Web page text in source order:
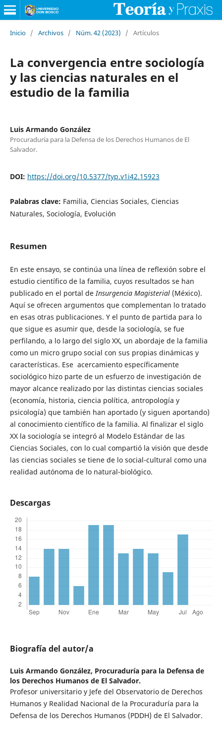
Inicio / Archivos / Núm. 42 (2023) / Artículos
La convergencia entre sociología
y las ciencias naturales en el
estudio de la familia
Luis Armando González
Procuraduría para la Defensa de los Derechos Humanos de El
Salvador.
DOI: https://doi.org/10.5377/typ.v1i42.15923
Palabras clave: Familia, Ciencias Sociales, Ciencias
Naturales, Sociología, Evolución
Resumen
En este ensayo, se continúa una línea de reflexión sobre el
estudio científico de la familia, cuyos resultados se han
publicado en el portal deInsurgencia Magisterial (México).
Aquí se ofrecen argumentos que complementan lo tratado
en esas otras publicaciones. Y el punto de partida para lo
que sigue es asumir que, desde la sociología, se fue
perfilando, a lo largo del siglo XX, un abordaje de la familia
como un micro grupo social con sus propias dinámicas y
características. Ese acercamiento específicamente
sociológico hizo parte de un esfuerzo de investigación de
mayor alcance realizado por las distintas ciencias sociales
(economía, historia, ciencia política, antropología y
psicología) que también han aportado (y siguen aportando)
al conocimiento científico de la familia. Al finalizar el siglo
XX la sociología se integró al Modelo Estándar de las
Ciencias Sociales, con lo cual compartió la visión que desde
las ciencias sociales se tiene de lo social-cultural como una
realidad autónoma de lo natural-biológico.
Descargas
Biografía del autor/a
Luis Armando González, Procuraduría para la Defensa de
los Derechos Humanos de El Salvador.
Profesor universitario y Jefe del Observatorio de Derechos
Humanos y Realidad Nacional de la Procuraduría para la
Defensa de los Derechos Humanos (PDDH) de El Salvador.